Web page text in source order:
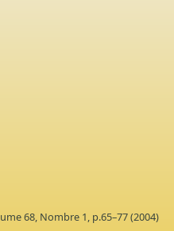
68, Nombre 1, p.65–77 (2004)